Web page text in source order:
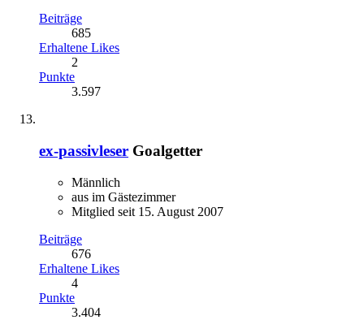
Beiträge
685
Erhaltene Likes
2
Punkte
3.597
ex-passivleser Goalgetter
Männlich
aus im Gästezimmer
Mitglied seit 15. August 2007
Beiträge
676
Erhaltene Likes
4
Punkte
3.404